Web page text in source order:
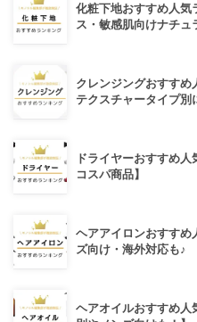
化粧下地おすすめ人気
ス・敏感肌向けナチュ
クレンジングおすす
テクスチャータイプ別
ドライヤーおすすめ
コスパ商品】
ヘアアイロンおすすめ
ズ向け・海外対応も♪
ヘアオイルおすすめ人